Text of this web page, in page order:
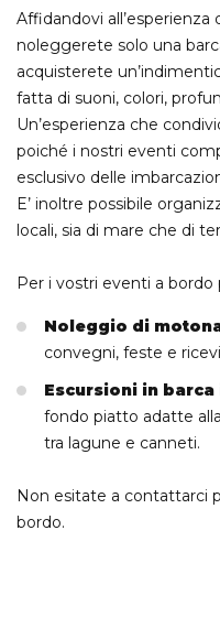
Affidandovi all’esperienza
noleggerete solo una
acquisterete
fatta di suoni, colori,
Un’esperienza che
poiché i nostri eventi
esclusivo delle
E’ inoltre possibile
locali, sia di mare che di
Per i vostri eventi a
Noleggio di
convegni, feste e
Escursioni in barca
fondo piatto adatte
tra lagune e canneti.
Non esitate a contattarci
bordo.